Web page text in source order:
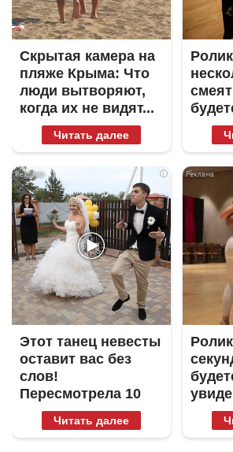
Скрытая камера на
пляже Крыма: Что
люди вытворяют,
когда их не видят...
Читать далее
i
Этот танец невесты
оставит вас без
слов!
Пересмотрела 10
раз
Читать далее